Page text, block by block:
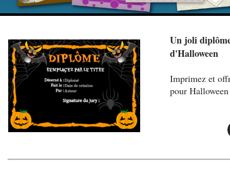
Un joli
d'Halloween
Imprimez et
pour Halloween